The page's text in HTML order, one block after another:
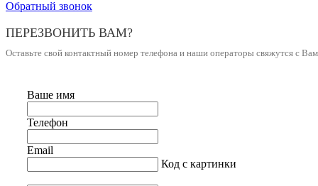
Обратный звонок
ПЕРЕЗВОНИТЬ ВАМ?
Оставьте свой контактный номер телефона и наши операторы свяжутся с
Ваше имя
Телефон
Email
Код с картинки